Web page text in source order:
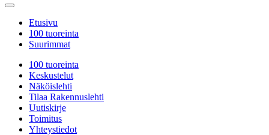
Etusivu
100 tuoreinta
Suurimmat
100 tuoreinta
Keskustelut
Näköislehti
Tilaa Rakennuslehti
Uutiskirje
Toimitus
Yhteystiedot